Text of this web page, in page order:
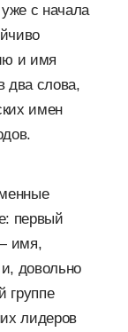
с начала
и имя
два слова,
имен
первый
имя,
довольно
группе
лидеров